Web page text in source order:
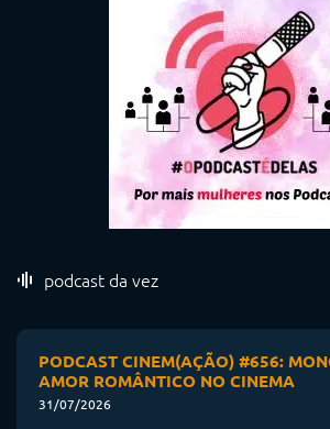
podcast da vez
PODCAST CINEM(AÇÃO) #656:
AMOR ROMÂNTICO NO CINEMA
31/07/2026